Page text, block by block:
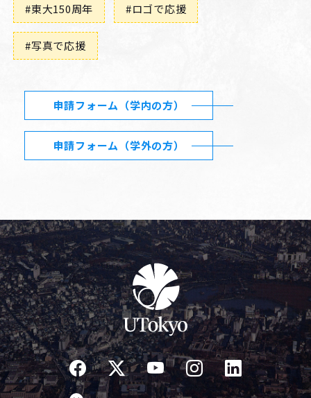
#東大150周年 #ロゴで応援
#写真で応援
申請フォーム（学内の方）
申請フォーム（学外の方）